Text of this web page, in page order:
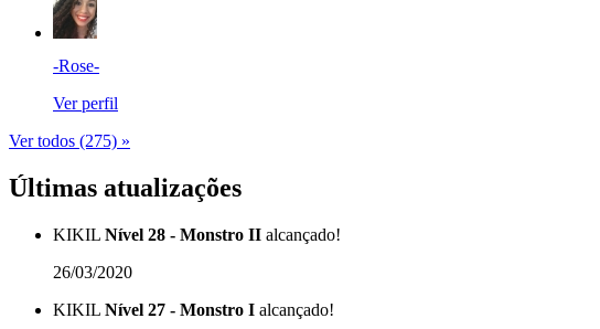
-Rose-
Ver perfil
Ver todos (275) »
Últimas atualizações
KIKIL Nível 28 - Monstro II alcançado!
26/03/2020
KIKIL Nível 27 - Monstro I alcançado!